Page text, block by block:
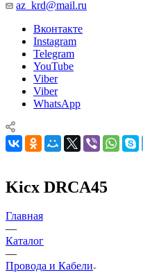
az_krd@mail.ru
Вконтакте
Instagram
Telegram
YouTube
Viber
Viber
WhatsApp
Kicx DRCA45
Главная
—
Каталог
—
Провода и Кабели